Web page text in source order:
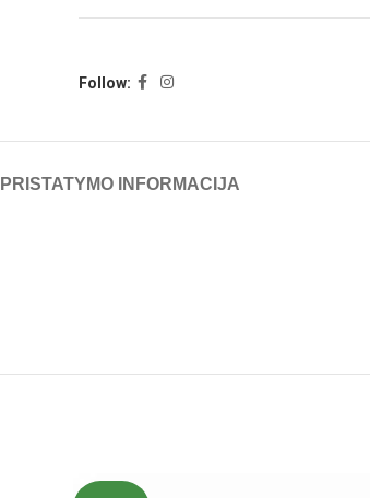
Follow:
PRISTATYMO INFORMACIJA